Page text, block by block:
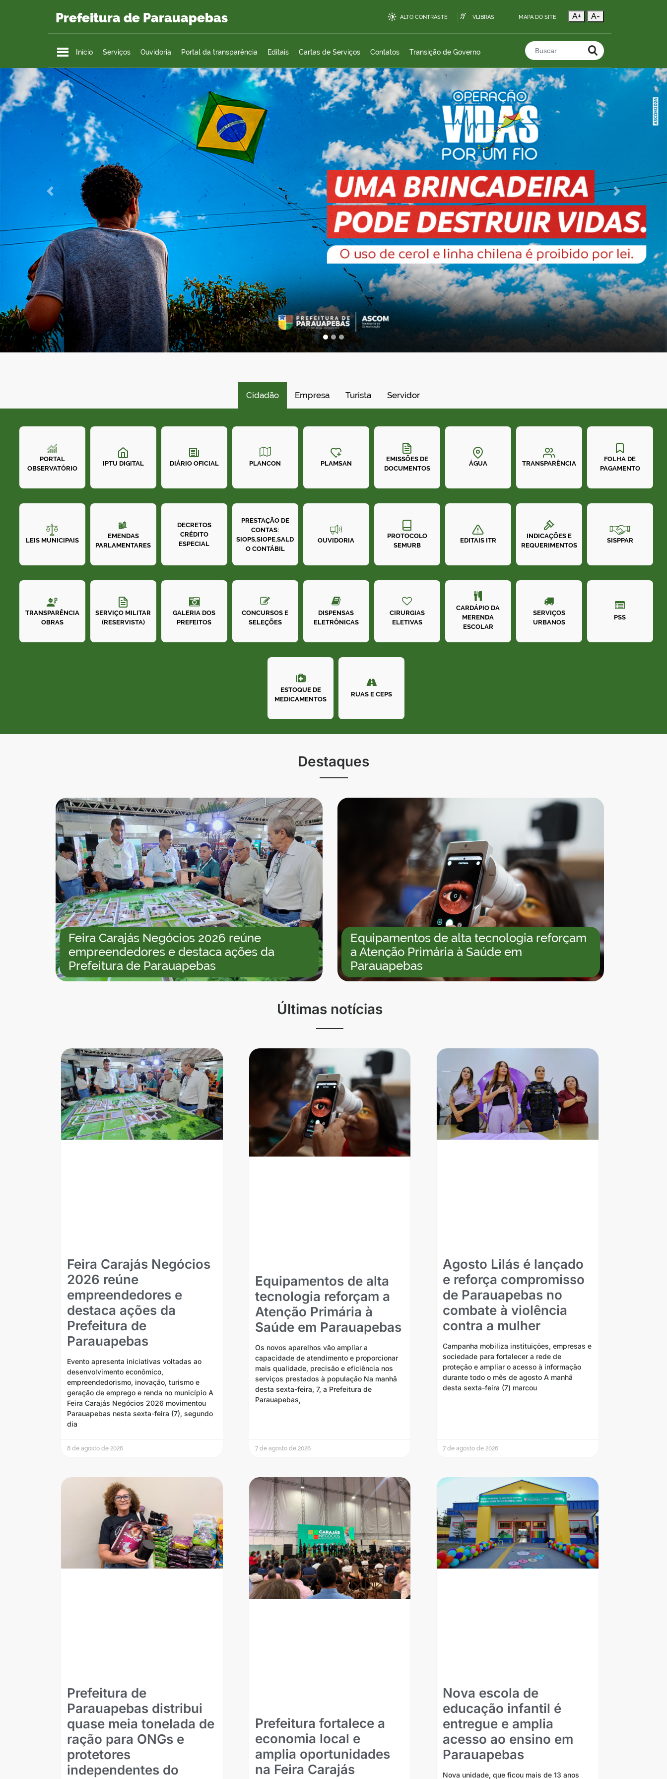
Ir para o conteúdo
Prefeitura de Parauapebas ALTO CONTRASTE VLIBRAS MAPA DO SITE A+ A-
Início Serviços Ouvidoria Portal da transparência Editais Cartas de Serviços Contatos Transição de Governo Buscar no portal
Previous Next
Cidadão Empresa Turista Servidor
PORTAL
OBSERVATÓRIO
IPTU DIGITAL DIÁRIO OFICIAL PLANCON PLAMSAN
EMISSÕES DE
DOCUMENTOS
ÁGUA TRANSPARÊNCIA
FOLHA DE
PAGAMENTO
LEIS MUNICIPAIS
EMENDAS
PARLAMENTARES
DECRETOS
CRÉDITO
ESPECIAL
PRESTAÇÃO DE
CONTAS:
SIOPS,SIOPE,SALD
O CONTÁBIL
OUVIDORIA
PROTOCOLO
SEMURB
EDITAIS ITR
INDICAÇÕES E
REQUERIMENTOS
SISPPAR
TRANSPARÊNCIA
OBRAS
SERVIÇO MILITAR
(RESERVISTA)
GALERIA DOS
PREFEITOS
CONCURSOS E
SELEÇÕES
DISPENSAS
ELETRÔNICAS
CIRURGIAS
ELETIVAS
CARDÁPIO DA
MERENDA
ESCOLAR
SERVIÇOS
URBANOS
PSS
ESTOQUE DE
MEDICAMENTOS
RUAS E CEPS
Destaques
Feira Carajás Negócios 2026 reúne
empreendedores e destaca ações da
Prefeitura de Parauapebas
Equipamentos de alta tecnologia reforçam
a Atenção Primária à Saúde em
Parauapebas
Últimas notícias
Feira Carajás Negócios
2026 reúne
empreendedores e
destaca ações da
Prefeitura de
Parauapebas
Evento apresenta iniciativas voltadas ao
desenvolvimento econômico,
empreendedorismo, inovação, turismo e
geração de emprego e renda no município A
Feira Carajás Negócios 2026 movimentou
Parauapebas nesta sexta-feira (7), segundo
dia
8 de agosto de 2026
Equipamentos de alta
tecnologia reforçam a
Atenção Primária à
Saúde em Parauapebas
Os novos aparelhos vão ampliar a
capacidade de atendimento e proporcionar
mais qualidade, precisão e eficiência nos
serviços prestados à população Na manhã
desta sexta-feira, 7, a Prefeitura de
Parauapebas,
7 de agosto de 2026
Agosto Lilás é lançado
e reforça compromisso
de Parauapebas no
combate à violência
contra a mulher
Campanha mobiliza instituições, empresas e
sociedade para fortalecer a rede de
proteção e ampliar o acesso à informação
durante todo o mês de agosto A manhã
desta sexta-feira (7) marcou
7 de agosto de 2026
Prefeitura de
Parauapebas distribui
quase meia tonelada de
ração para ONGs e
protetores
independentes do
Prefeitura fortalece a
economia local e
amplia oportunidades
na Feira Carajás
Nova escola de
educação infantil é
entregue e amplia
acesso ao ensino em
Parauapebas
Nova unidade, que ficou mais de 13 anos